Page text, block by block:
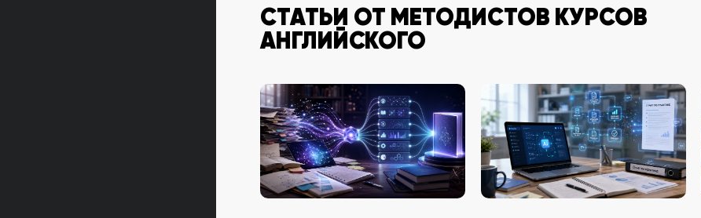
СТАТЬИ ОТ МЕТОДИСТОВ КУРСОВ
АНГЛИЙСКОГО